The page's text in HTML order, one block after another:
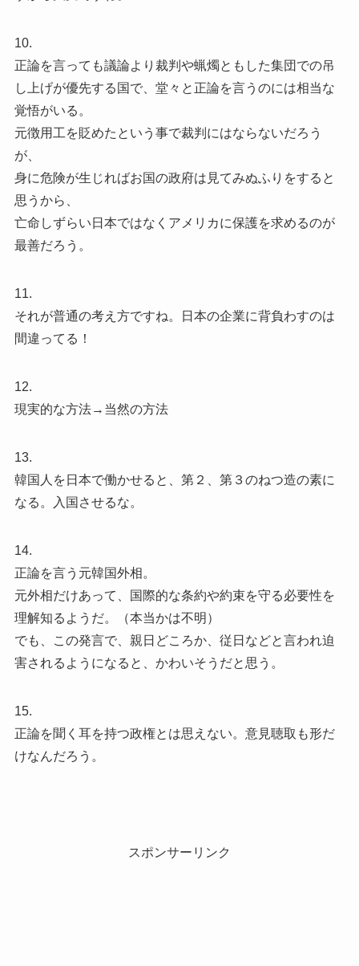
10.
正論を言っても議論より裁判や蝋燭ともした集団での吊
し上げが優先する国で、堂々と正論を言うのには相当な
覚悟がいる。
元徴用工を貶めたという事で裁判にはならないだろう
が、
身に危険が生じればお国の政府は見てみぬふりをすると
思うから、
亡命しずらい日本ではなくアメリカに保護を求めるのが
最善だろう。
11.
それが普通の考え方ですね。日本の企業に背負わすのは
間違ってる！
12.
現実的な方法→当然の方法
13.
韓国人を日本で働かせると、第２、第３のねつ造の素に
なる。入国させるな。
14.
正論を言う元韓国外相。
元外相だけあって、国際的な条約や約束を守る必要性を
理解知るようだ。（本当かは不明）
でも、この発言で、親日どころか、従日などと言われ迫
害されるようになると、かわいそうだと思う。
15.
正論を聞く耳を持つ政権とは思えない。意見聴取も形だ
けなんだろう。
スポンサーリンク